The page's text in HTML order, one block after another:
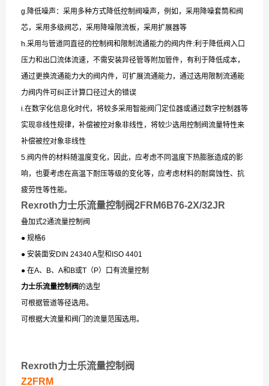
g.降低噪声：采用多种方式降低控制阀噪声，例如，采用降噪套筒和阀
芯，采用多级阀芯，采用降噪限流板，采用扩展器等
h.采用与管道同直径的控制阀和限制流通能力的阀内件:利于降低阀入口
压力和出口流体流速，不需安装异径管等附加管件，有利于降低成本，
通过更换流通能力大的阀内件，可扩展流通能力，通过选用限制流通能
力阀内件可纠正计算口径过大的错误
i.在数字化信息化时代，将较多采用智能阀门定位器或通过数字控制器等
实现非线性规律，补偿被控对象非线性，将较少选用控制阀流量特性来
补偿被控对象非线性
5.阀内件的材料随温度变化，因此，应考虑不同温度下热膨胀造成的影
响，也要考虑在高温下耐压等级的变化等，应考虑材料的耐腐蚀性、抗
疲劳性等性能。
Rexroth力士乐流量控制阀2FRM6B76-2X/32JR
叠加式2通流量控制阀
● 规格6
● 安装面安DIN 24340 A型和ISO 4401
● 在A、B、A和B或T（P）口有流量控制
力士乐流量控制阀 的选型
可根据管道等径选用。
可根据大流量和阀门的流量范围选用。
Rexroth力士乐流量控制阀
Z2FRM